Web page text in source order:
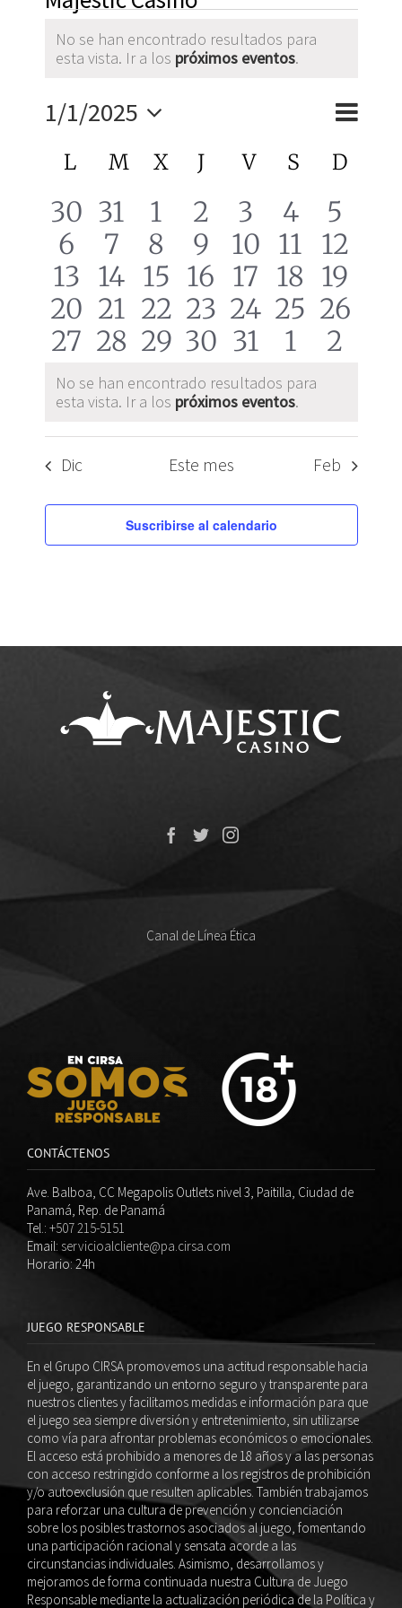
Eventos
Aviso
No se han encontrado resultados para
esta vista. Ir a los próximos eventos.
de
vistas
de
de
Evento
Mes
1/1/2025
fecha.
Calendario
de
Eventos
LLUNES
MMARTES
XMIÉRCOLES
J JUEVES
VVIERNES
S SÁBADO
D
0
eventos
30 0
eventos
31
0
eventos
1
0
eventos
2
0
eventos
3
0
eventos
4
0
5
0
eventos
6
0
eventos
7
0
eventos
8
0
eventos
9
0
eventos
10 0
eventos
11
0
12
0
eventos
13 0
eventos
14 0
eventos
15 0
eventos
16 0
eventos
17 0
eventos
18 0
19
0
eventos
20 0
eventos
21 0
eventos
22 0
eventos
23 0
eventos
24 0
eventos
25 0
26
0
eventos
27 0
eventos
28 0
eventos
29 0
eventos
30 0
eventos
31
0
eventos
1
0
2
Aviso
No se han encontrado resultados para
esta vista. Ir a los próximos eventos.
Dic Este mes Feb
Suscribirse al calendario
Canal de Línea Ética
CONTÁCTENOS
Ave. Balboa, CC Megapolis Outlets nivel 3, Paitilla, Ciudad de
Panamá, Rep. de Panamá
Tel.: +507 215-5151
Email: servicioalcliente@pa.cirsa.com
Horario: 24h
JUEGO RESPONSABLE
En el Grupo CIRSA promovemos una actitud responsable hacia
el juego, garantizando un entorno seguro y transparente para
nuestros clientes y facilitamos medidas e información para que
el juego sea siempre diversión y entretenimiento, sin utilizarse
como vía para afrontar problemas económicos o emocionales.
El acceso está prohibido a menores de 18 años y a las personas
con acceso restringido conforme a los registros de prohibición
y/o autoexclusión que resulten aplicables. También trabajamos
para reforzar una cultura de prevención y concienciación
sobre los posibles trastornos asociados al juego, fomentando
una participación racional y sensata acorde a las
circunstancias individuales. Asimismo, desarrollamos y
mejoramos de forma continuada nuestra Cultura de Juego
Responsable mediante la actualización periódica de la Política y